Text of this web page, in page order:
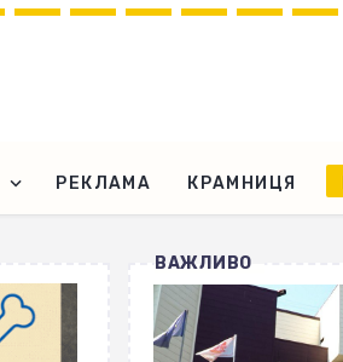
РЕКЛАМА КРАМНИЦЯ
ВАЖЛИВО